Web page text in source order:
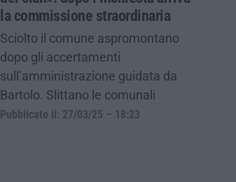
la commissione straordinaria
Sciolto il comune aspromontano
dopo gli accertamenti
sull’amministrazione guidata da
Bartolo. Slittano le comunali
Pubblicato il: 27/03/25 – 18:23